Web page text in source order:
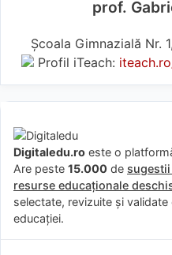
prof.
Școala Gimnazială Nr.
Profil iTeach:
Digitaledu.ro este o
Are peste 15.000 de
resurse educaționale
selectate, revizuite și
educației.